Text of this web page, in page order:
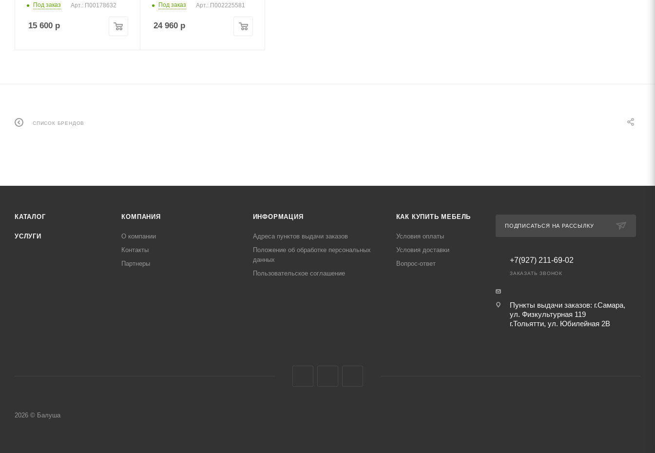
Под заказ Арт.: П00178632
15 600 р
Под заказ Арт.: П002225581
24 960р
СПИСОК БРЕНДОВ
КАТАЛОГ
УСЛУГИ
КОМПАНИЯ
О компании
Контакты
Партнеры
ИНФОРМАЦИЯ
Адреса пунктов выдачи заказов
Положение об обработке персональных
данных
Пользовательское соглашение
КАК КУПИТЬ МЕБЕЛЬ
Условия оплаты
Условия доставки
Вопрос-ответ
ПОДПИСАТЬСЯ НА РАССЫЛКУ
+7(927) 211-69-02
ЗАКАЗАТЬ ЗВОНОК
Пункты выдачи заказов: г.Самара,
ул. Физкультурная 119
г.Тольятти, ул. Юбилейная 2В
2026 © Балуша